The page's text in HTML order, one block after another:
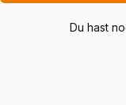
Du hast